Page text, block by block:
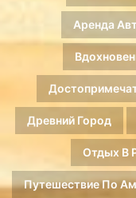
Аренда
Древний Город
Отдых В
Путешествие По